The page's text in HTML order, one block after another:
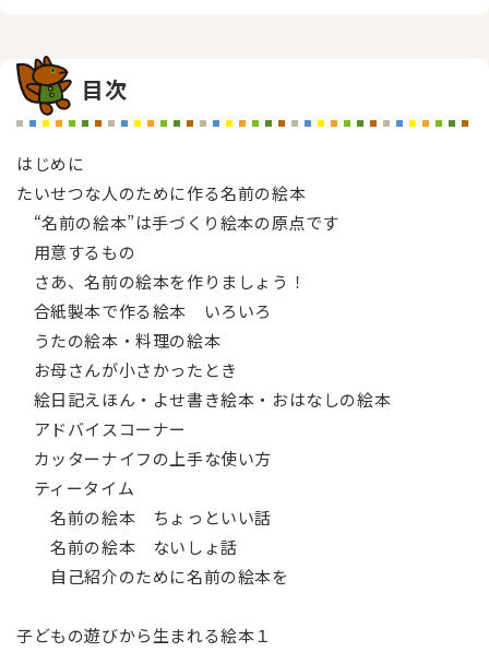
目次
はじめに
たいせつな人のために作る名前の絵本
“名前の絵本”は手づくり絵本の原点です
用意するもの
さあ、名前の絵本を作りましょう！
合紙製本で作る絵本 いろいろ
うたの絵本・料理の絵本
お母さんが小さかったとき
絵日記えほん・よせ書き絵本・おはなしの絵本
アドバイスコーナー
カッターナイフの上手な使い方
ティータイム
名前の絵本 ちょっといい話
名前の絵本 ないしょ話
自己紹介のために名前の絵本を
子どもの遊びから生まれる絵本１